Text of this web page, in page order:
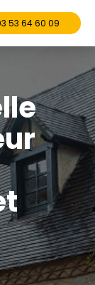
53 64 60 09